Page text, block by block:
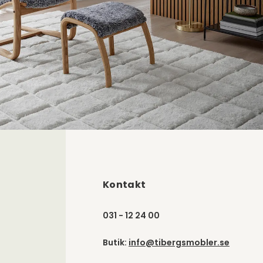
Kontakt
031 - 12 24 00
Butik: info@tibergsmobler.se